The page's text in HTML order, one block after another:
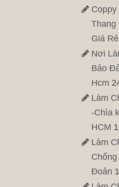
Thang
Giá
Nơi
Bảo
Hcm
Làm
-Chìa
HCM
Làm
Đoản